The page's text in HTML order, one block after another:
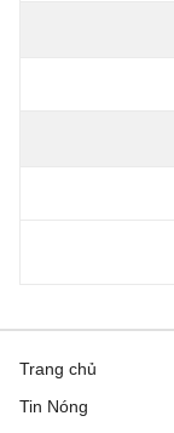
Trang chủ
Tin Nóng